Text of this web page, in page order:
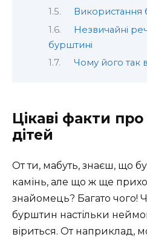
Використання
Незвичайні
бурштині
Чому його так
Цікаві факти
дітей
От ти, мабуть, знаєш, що
камінь, але що ж ще
знайомець? Багато чого!
бурштин настільки
віриться. От наприклад,